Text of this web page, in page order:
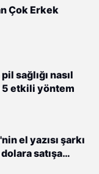
Çok Erkek
sağlığı nasıl
5 etkili yöntem
el yazısı şarkı
satışa